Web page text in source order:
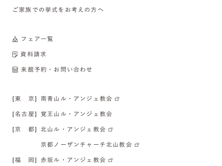
ご家族での挙式をお考えの方へ
フェア一覧
資料請求
来館予約・お問い合わせ
[東 京] 南青山ル・アンジェ教会
[名古屋] 覚王山ル・アンジェ教会
[京 都] 北山ル・アンジェ教会
京都ノーザンチャーチ北山教会
[福 岡] 赤坂ル・アンジェ教会